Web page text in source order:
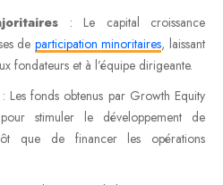
: Le capital croissance
de participation minoritaires, laissant
fondateurs et à l’équipe dirigeante.
Les fonds obtenus par Growth Equity
stimuler le développement de
que de financer les opérations